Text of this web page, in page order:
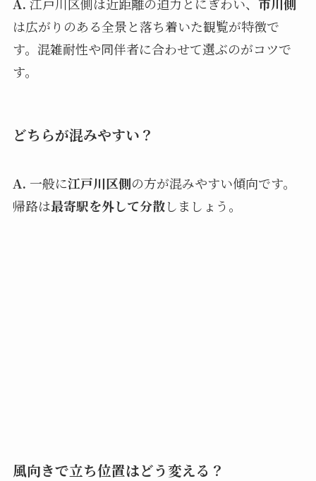
A. 江戸川区側は近距離の迫力とにぎわい、 市川側
は広がりのある全景と落ち着いた観覧が特徴で
す。混雑耐性や同伴者に合わせて選ぶのがコツで
す。
どちらが混みやすい？
A. 一般に江戸川区側の方が混みやすい傾向です。
帰路は最寄駅を外して分散しましょう。
風向きで立ち位置はどう変える？